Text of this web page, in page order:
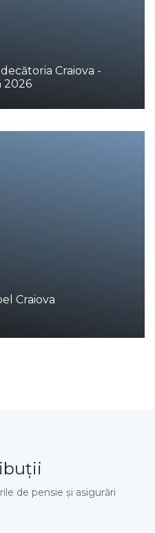
Craiova -
2026
Craiova
de pensie şi asigurări